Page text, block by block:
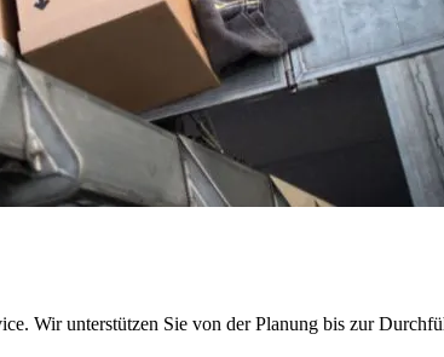
Wir unterstützen Sie von der Planung bis zur